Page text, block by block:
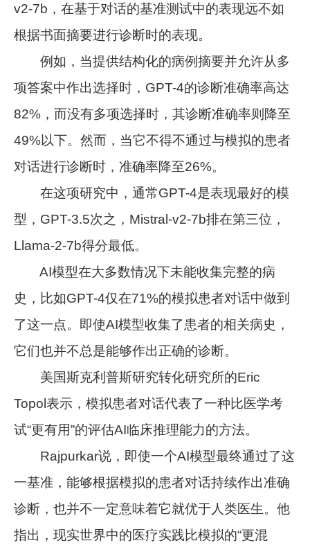
v2-7b，在基于对话的基准测试中的表现远不如
根据书面摘要进行诊断时的表现。
例如，当提供结构化的病例摘要并允许从多
项答案中作出选择时，GPT-4的诊断准确率高达
82%，而没有多项选择时，其诊断准确率则降至
49%以下。然而，当它不得不通过与模拟的患者
对话进行诊断时，准确率降至26%。
在这项研究中，通常GPT-4是表现最好的模
型，GPT-3.5次之，Mistral-v2-7b排在第三位，
Llama-2-7b得分最低。
AI模型在大多数情况下未能收集完整的病
史，比如GPT-4仅在71%的模拟患者对话中做到
了这一点。即使AI模型收集了患者的相关病史，
它们也并不总是能够作出正确的诊断。
美国斯克利普斯研究转化研究所的Eric
Topol表示，模拟患者对话代表了一种比医学考
试“更有用”的评估AI临床推理能力的方法。
Rajpurkar说，即使一个AI模型最终通过了这
一基准，能够根据模拟的患者对话持续作出准确
诊断，也并不一定意味着它就优于人类医生。他
指出，现实世界中的医疗实践比模拟的“更混